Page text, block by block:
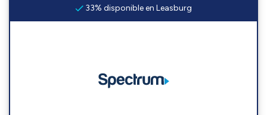
33% disponible en Leasburg